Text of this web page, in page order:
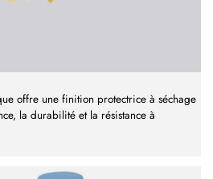
offre une finition protectrice à séchage
la durabilité et la résistance à